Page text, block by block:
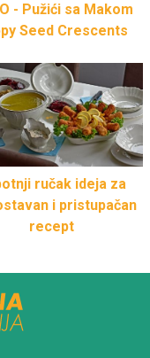
- Pužići sa Makom
Seed Crescents
ručak ideja za
i pristupačan
recept